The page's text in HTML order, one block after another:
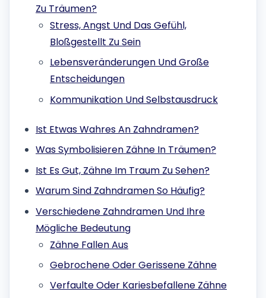
Zu Träumen?
Stress, Angst Und Das Gefühl,
Bloßgestellt Zu Sein
Lebensveränderungen Und Große
Entscheidungen
Kommunikation Und Selbstausdruck
Ist Etwas Wahres An Zahndramen?
Was Symbolisieren Zähne In Träumen?
Ist Es Gut, Zähne Im Traum Zu Sehen?
Warum Sind Zahndramen So Häufig?
Verschiedene Zahndramen Und Ihre
Mögliche Bedeutung
Zähne Fallen Aus
Gebrochene Oder Gerissene Zähne
Verfaulte Oder Kariesbefallene Zähne